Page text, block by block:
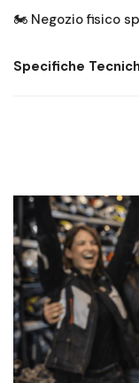
🏍️ Negozio fisico
Specifiche
integrati con la
- Leggerezza: il
minimizza lo
motocicletta, cosa
- Facile da montare.
Compatibilidades
MOTO GUZZI V7
2025)